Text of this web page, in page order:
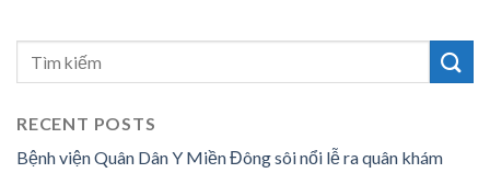
RECENT POSTS
Bệnh viện Quân Dân Y Miền Đông sôi nổi lễ ra quân khám